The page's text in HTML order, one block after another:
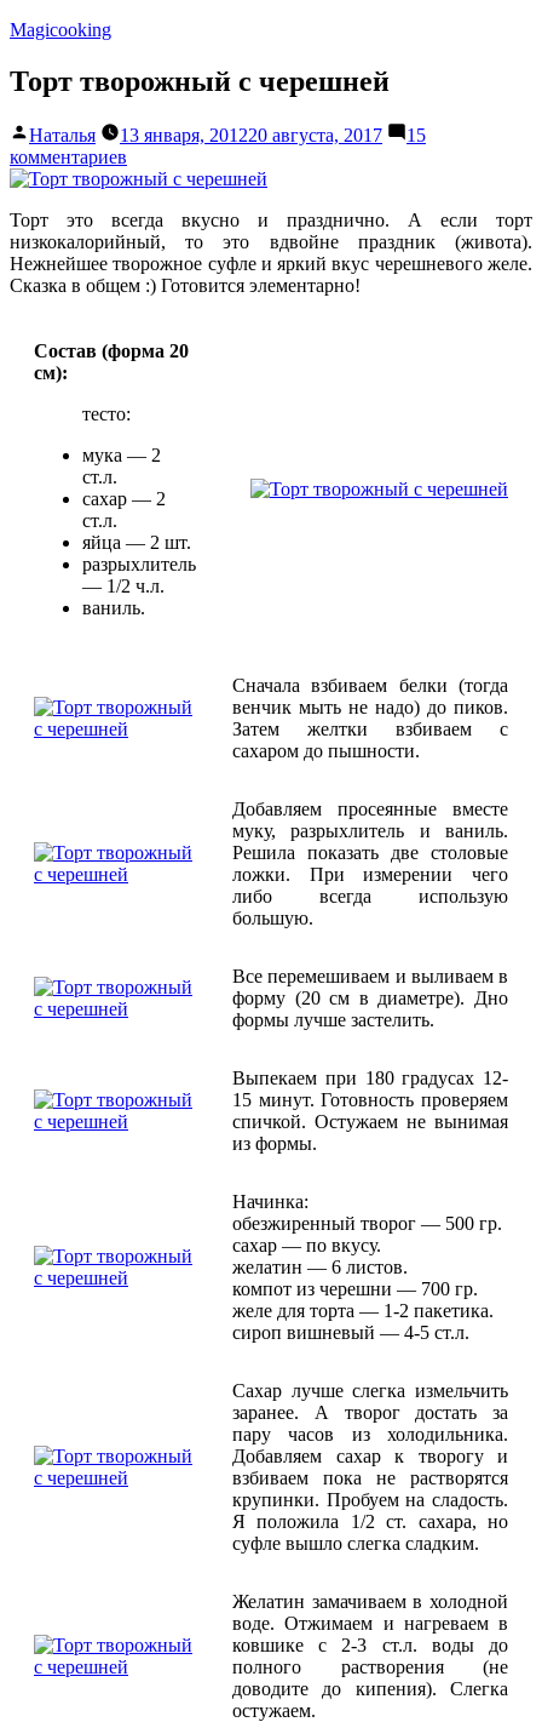
Перейти
содержимому
Magicooking
Торт творожный с черешней
Написано
автором
Наталья 13 января, 201220 августа, 2017
15
комментариев
записи
творожный
с
черешней
Торт это всегда вкусно и празднично. А если торт
низкокалорийный, то это вдвойне праздник (живота).
Нежнейшее творожное суфле и яркий вкус черешневого желе.
Сказка в общем :) Готовится элементарно!
Состав (форма 20
см):
тесто:
мука — 2
ст.л.
сахар — 2
ст.л.
яйца — 2 шт.
разрыхлитель
— 1/2 ч.л.
ваниль.
Сначала взбиваем белки (тогда
венчик мыть не надо) до пиков.
Затем желтки взбиваем с
сахаром до пышности.
Добавляем просеянные вместе
муку, разрыхлитель и ваниль.
Решила показать две столовые
ложки. При измерении чего
либо всегда использую
большую.
Все перемешиваем и выливаем в
форму (20 см в диаметре). Дно
формы лучше застелить.
Выпекаем при 180 градусах 12-
15 минут. Готовность проверяем
спичкой. Остужаем не вынимая
из формы.
Начинка:
обезжиренный творог — 500 гр.
сахар — по вкусу.
желатин — 6 листов.
компот из черешни — 700 гр.
желе для торта — 1-2 пакетика.
сироп вишневый — 4-5 ст.л.
Сахар лучше слегка измельчить
заранее. А творог достать за
пару часов из холодильника.
Добавляем сахар к творогу и
взбиваем пока не растворятся
крупинки. Пробуем на сладость.
Я положила 1/2 ст. сахара, но
суфле вышло слегка сладким.
Желатин замачиваем в холодной
воде. Отжимаем и нагреваем в
ковшике с 2-3 ст.л. воды до
полного растворения (не
доводите до кипения). Слегка
остужаем.